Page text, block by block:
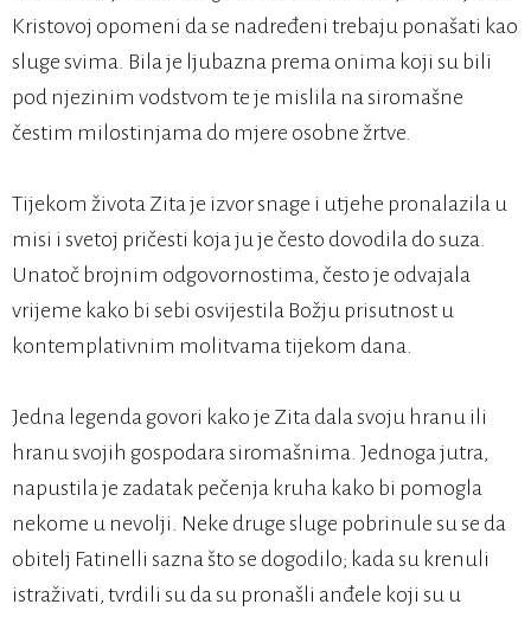
Kristovoj opomeni da se nadređeni trebaju ponašati kao
sluge svima. Bila je ljubazna prema onima koji su bili
pod njezinim vodstvom te je mislila na siromašne
čestim milostinjama do mjere osobne žrtve.
Tijekom života Zita je izvor snage i utjehe pronalazila u
misi i svetoj pričesti koja ju je često dovodila do suza.
Unatoč brojnim odgovornostima, često je odvajala
vrijeme kako bi sebi osvijestila Božju prisutnost u
kontemplativnim molitvama tijekom dana.
Jedna legenda govori kako je Zita dala svoju hranu ili
hranu svojih gospodara siromašnima. Jednoga jutra,
napustila je zadatak pečenja kruha kako bi pomogla
nekome u nevolji. Neke druge sluge pobrinule su se da
obitelj Fatinelli sazna što se dogodilo; kada su krenuli
istraživati, tvrdili su da su pronašli anđele koji su u